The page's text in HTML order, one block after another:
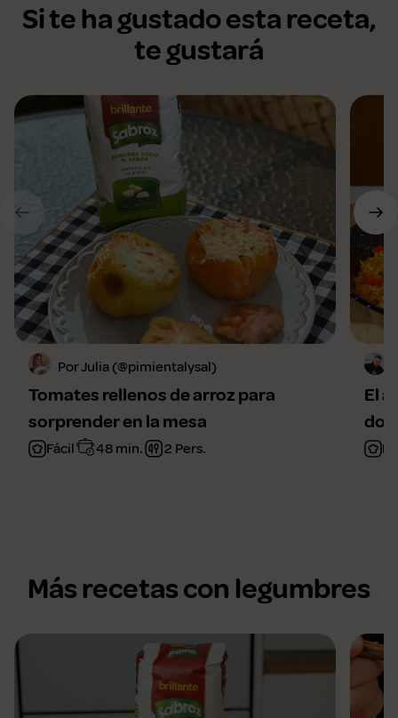
Si te ha gustado esta receta,
te gustará
Por Julia (@pimientalysal)
Tomates rellenos de arroz para
sorprender en la mesa
Fácil 48 min. 2 Pers.
El
Más recetas con legumbres